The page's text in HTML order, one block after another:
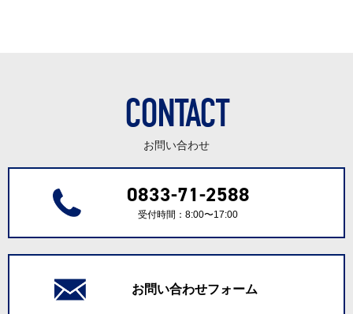
CONTACT
お問い合わせ
0833-71-2588
受付時間：8:00〜17:00
お問い合わせフォーム